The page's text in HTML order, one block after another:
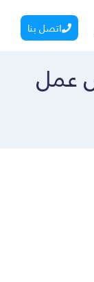
اتصل بنا
عمل